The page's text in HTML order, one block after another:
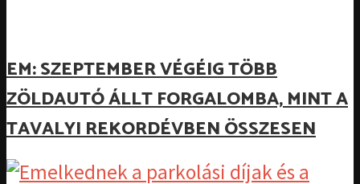
EM: SZEPTEMBER VÉGÉIG TÖBB
ZÖLDAUTÓ ÁLLT FORGALOMBA, MINT A
TAVALYI REKORDÉVBEN ÖSSZESEN